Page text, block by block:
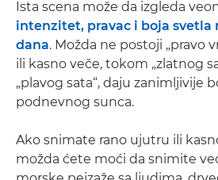
Ista scena može da izgleda
intenzitet, pravac i boja svetla
dana. Možda ne postoji „pravo
ili kasno veče, tokom „zlatnog
„plavog sata“, daju zanimljivije
podnevnog sunca.
Ako snimate rano ujutru ili
možda ćete moći da snimite